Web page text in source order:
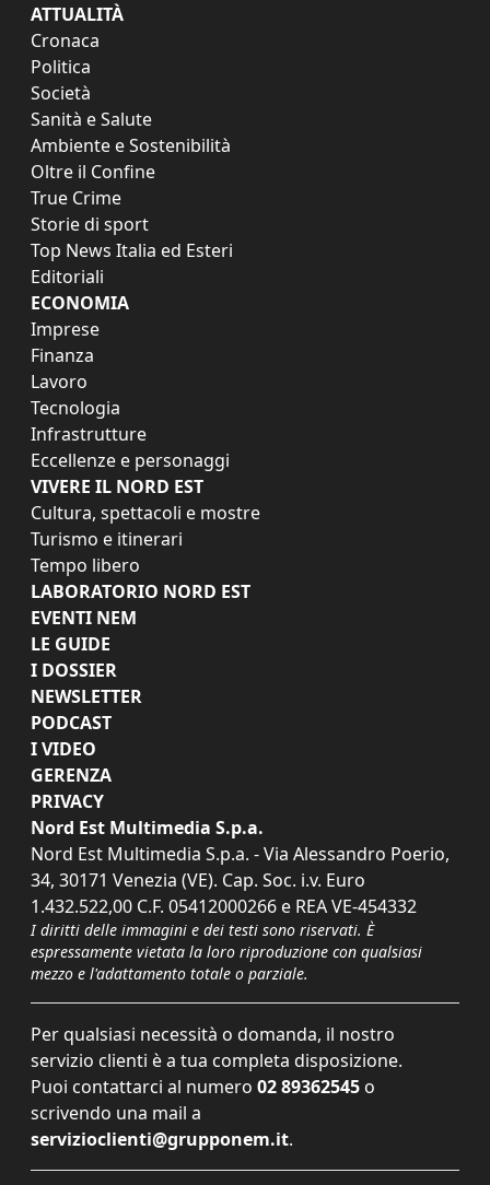
ATTUALITÀ
Cronaca
Politica
Società
Sanità e Salute
Ambiente e Sostenibilità
Oltre il Confine
True Crime
Storie di sport
Top News Italia ed Esteri
Editoriali
ECONOMIA
Imprese
Finanza
Lavoro
Tecnologia
Infrastrutture
Eccellenze e personaggi
VIVERE IL NORD EST
Cultura, spettacoli e mostre
Turismo e itinerari
Tempo libero
LABORATORIO NORD EST
EVENTI NEM
LE GUIDE
I DOSSIER
NEWSLETTER
PODCAST
I VIDEO
GERENZA
PRIVACY
Nord Est Multimedia S.p.a.
Nord Est Multimedia S.p.a. - Via Alessandro Poerio,
34, 30171 Venezia (VE). Cap. Soc. i.v. Euro
1.432.522,00 C.F. 05412000266 e REA VE-454332
I diritti delle immagini e dei testi sono riservati. È
espressamente vietata la loro riproduzione con qualsiasi
mezzo e l'adattamento totale o parziale.
Per qualsiasi necessità o domanda, il nostro
servizio clienti è a tua completa disposizione.
Puoi contattarci al numero 02 89362545 o
scrivendo una mail a
servizioclienti@grupponem.it.